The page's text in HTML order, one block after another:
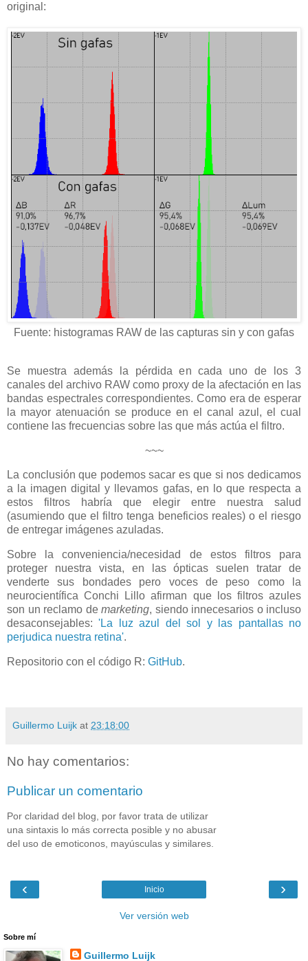
original:
Fuente: histogramas RAW de las capturas sin y con gafas
Se muestra además la pérdida en cada uno de los 3
canales del archivo RAW como proxy de la afectación en las
bandas espectrales correspondientes. Como era de esperar
la mayor atenuación se produce en el canal azul, el cual
contiene las frecuencias sobre las que más actúa el filtro.
~~~
La conclusión que podemos sacar es que si nos dedicamos
a la imagen digital y llevamos gafas, en lo que respecta a
estos filtros habría que elegir entre nuestra salud
(asumiendo que el filtro tenga beneficios reales) o el riesgo
de entregar imágenes azuladas.
Sobre la conveniencia/necesidad de estos filtros para
proteger nuestra vista, en las ópticas suelen tratar de
venderte sus bondades pero voces de peso como la
neurocientífica Conchi Lillo afirman que los filtros azules
son un reclamo de marketing, siendo innecesarios o incluso
desaconsejables:'La luz azul del sol y las pantallas no
perjudica nuestra retina'.
Repositorio con el código R: GitHub.
Guillermo Luijk at 23:18:00
No hay comentarios:
Publicar un comentario
Por claridad del blog, por favor trata de utilizar
una sintaxis lo más correcta posible y no abusar
del uso de emoticonos, mayúsculas y similares.
‹ ›
Inicio
Ver versión web
Sobre mí
Guillermo Luijk